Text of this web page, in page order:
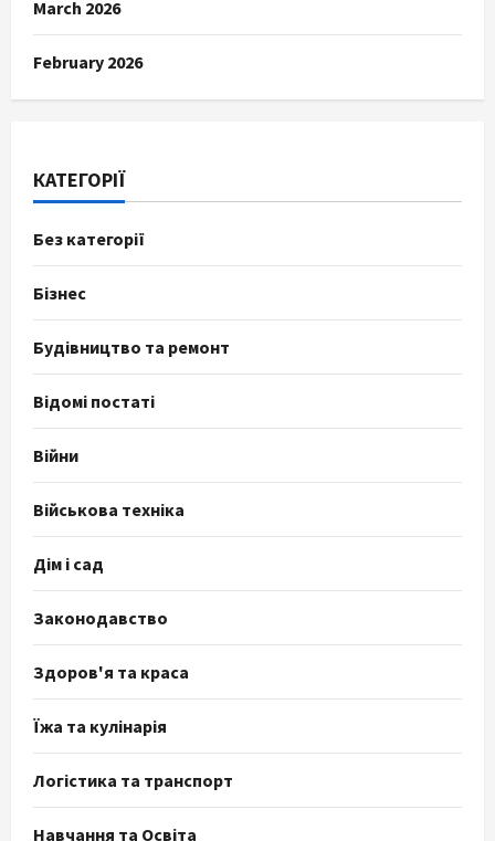
March 2026
February 2026
КАТЕГОРІЇ
Без категорії
Бізнес
Будівництво та ремонт
Відомі постаті
Війни
Військова техніка
Дім і сад
Законодавство
Здоров'я та краса
Їжа та кулінарія
Логістика та транспорт
Навчання та Освіта